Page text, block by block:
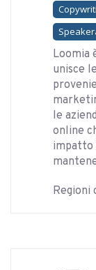
Loomia
unisce
le
online
impatto
Regioni